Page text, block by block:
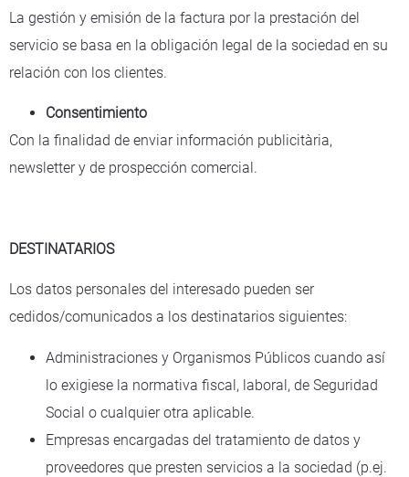
La gestión y emisión de la factura por la prestación del
servicio se basa en la obligación legal de la sociedad en su
relación con los clientes.
Consentimiento
Con la finalidad de enviar información publicitària,
newsletter y de prospección comercial.
DESTINATARIOS
Los datos personales del interesado pueden ser
cedidos/comunicados a los destinatarios siguientes:
Administraciones y Organismos Públicos cuando así
lo exigiese la normativa fiscal, laboral, de Seguridad
Social o cualquier otra aplicable.
Empresas encargadas del tratamiento de datos y
proveedores que presten servicios a la sociedad (p.ej.